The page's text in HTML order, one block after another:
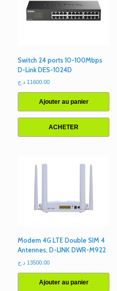
Switch 24 ports 10-100Mbps
D-Link DES-1024D
11600.00 د.ج
Ajouter au panier
ACHETER
Modem 4G LTE Double SIM 4
Antennes, D-LINK DWR-M922
13500.00 د.ج
Ajouter au panier